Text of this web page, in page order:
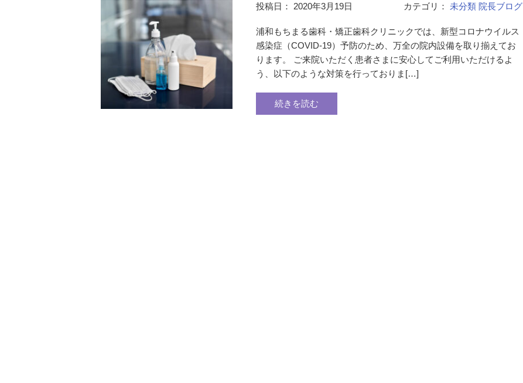
投稿日： 2020年3月19日 カテゴリ： 未分類 院長ブログ
浦和もちまる歯科・矯正歯科クリニックでは、新型コロナウイルス
感染症（COVID-19）予防のため、万全の院内設備を取り揃えてお
ります。 ご来院いただく患者さまに安心してご利用いただけるよ
う、以下のような対策を行っておりま[…]
続きを読む